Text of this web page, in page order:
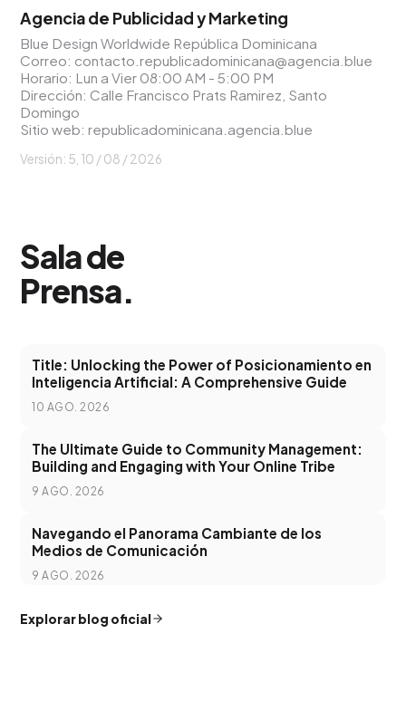
Agencia de Publicidad y Marketing
Blue Design Worldwide República Dominicana
Correo: contacto.republicadominicana@agencia.blue
Horario: Lun a Vier 08:00 AM - 5:00 PM
Dirección: Calle Francisco Prats Ramirez, Santo
Domingo
Sitio web:republicadominicana.agencia.blue
Versión: 5, 10 / 08 / 2026
Sala de
Prensa.
Title: Unlocking the Power of Posicionamiento en
Inteligencia Artificial: A Comprehensive Guide
10 AGO. 2026
The Ultimate Guide to Community Management:
Building and Engaging with Your Online Tribe
9 AGO. 2026
Navegando el Panorama Cambiante de los
Medios de Comunicación
9 AGO. 2026
Explorar blog oficial